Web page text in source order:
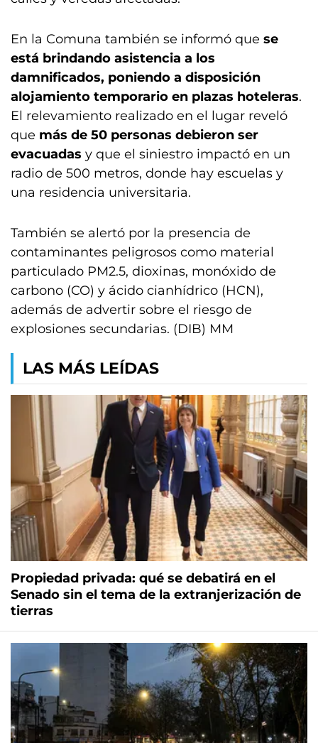
En la Comuna también se informó que se
está brindando asistencia a los
damnificados, poniendo a disposición
alojamiento temporario en plazas hoteleras.
El relevamiento realizado en el lugar reveló
que más de 50 personas debieron ser
evacuadas y que el siniestro impactó en un
radio de 500 metros, donde hay escuelas y
una residencia universitaria.
También se alertó por la presencia de
contaminantes peligrosos como material
particulado PM2.5, dioxinas, monóxido de
carbono (CO) y ácido cianhídrico (HCN),
además de advertir sobre el riesgo de
explosiones secundarias. (DIB) MM
LAS MÁS LEÍDAS
Propiedad privada: qué se debatirá en el
Senado sin el tema de la extranjerización de
tierras